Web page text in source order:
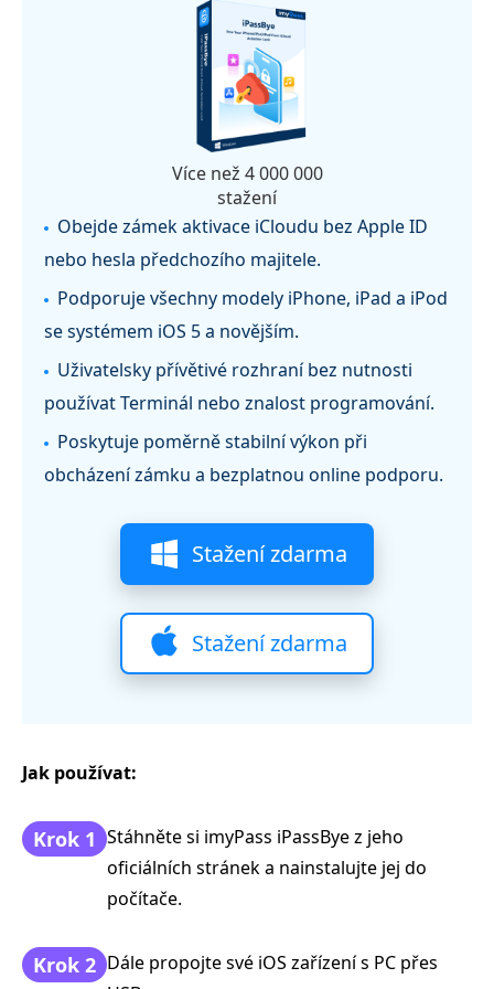
Více než 4 000 000
stažení
Obejde zámek aktivace iCloudu bez Apple ID
nebo hesla předchozího majitele.
Podporuje všechny modely iPhone, iPad a iPod
se systémem iOS 5 a novějším.
Uživatelsky přívětivé rozhraní bez nutnosti
používat Terminál nebo znalost programování.
Poskytuje poměrně stabilní výkon při
obcházení zámku a bezplatnou online podporu.
Stažení zdarma
Stažení zdarma
Jak používat:
Krok 1 Stáhněte si imyPass iPassBye z jeho
oficiálních stránek a nainstalujte jej do
počítače.
Krok 2 Dále propojte své iOS zařízení s PC přes